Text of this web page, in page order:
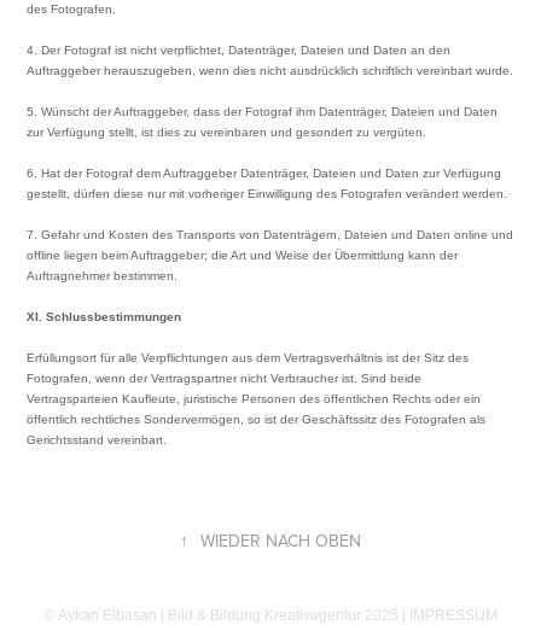
des Fotografen.
4. Der Fotograf ist nicht verpflichtet, Datenträger, Dateien und Daten an den
Auftraggeber herauszugeben, wenn dies nicht ausdrücklich schriftlich vereinbart wurde.
5. Wünscht der Auftraggeber, dass der Fotograf ihm Datenträger, Dateien und Daten
zur Verfügung stellt, ist dies zu vereinbaren und gesondert zu vergüten.
6. Hat der Fotograf dem Auftraggeber Datenträger, Dateien und Daten zur Verfügung
gestellt, dürfen diese nur mit vorheriger Einwilligung des Fotografen verändert werden.
7. Gefahr und Kosten des Transports von Datenträgern, Dateien und Daten online und
offline liegen beim Auftraggeber; die Art und Weise der Übermittlung kann der
Auftragnehmer bestimmen.
XI. Schlussbestimmungen
Erfüllungsort für alle Verpflichtungen aus dem Vertragsverhältnis ist der Sitz des
Fotografen, wenn der Vertragspartner nicht Verbraucher ist. Sind beide
Vertragsparteien Kaufleute, juristische Personen des öffentlichen Rechts oder ein
öffentlich rechtliches Sondervermögen, so ist der Geschäftssitz des Fotografen als
Gerichtsstand vereinbart.
↑ WIEDER NACH OBEN
© Aykan Elbasan | Bild & Bildung Kreativagentur 2025 | IMPRESSUM